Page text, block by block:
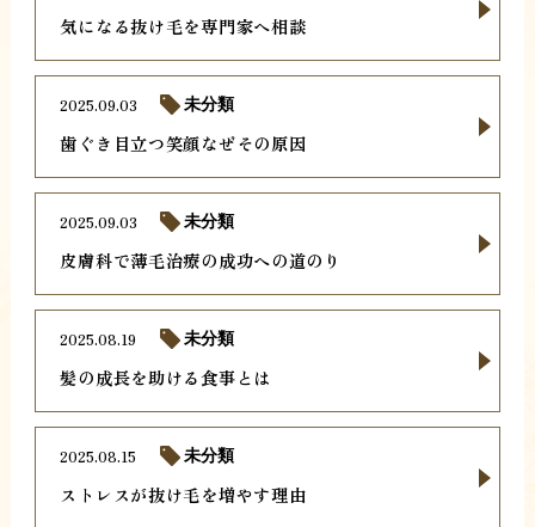
気になる抜け毛を専門家へ相談
歯ぐき目立つ笑顔なぜその原因
2025.09.03 未分類
皮膚科で薄毛治療の成功への道のり
2025.09.03 未分類
髪の成長を助ける食事とは
2025.08.19 未分類
ストレスが抜け毛を増やす理由
2025.08.15 未分類